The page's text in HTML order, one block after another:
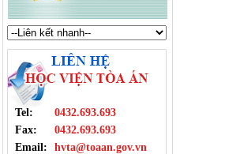
Tel:
0432.693.693
Fax:
0432.693.693
Email:
hvta@toaan.gov.vn